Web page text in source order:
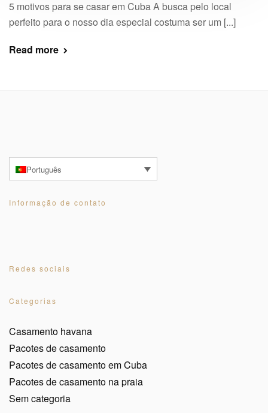
5 motivos para se casar em Cuba A busca pelo local
perfeito para o nosso dia especial costuma ser um [...]
Read more
Português
Informação de contato
Redes sociais
Categorias
Casamento havana
Pacotes de casamento
Pacotes de casamento em Cuba
Pacotes de casamento na praia
Sem categoria